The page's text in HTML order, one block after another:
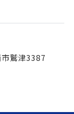
鷲津3387